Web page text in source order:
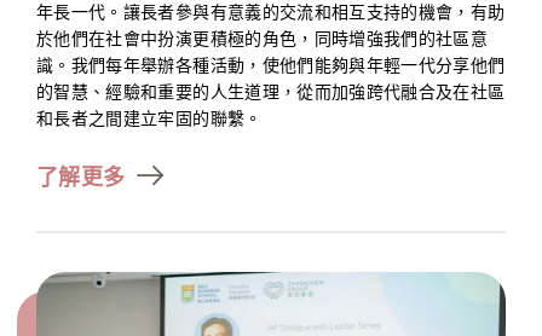
年長一代。讓長者參與有意義的交流和相互支持的機會，有助
於他們在社會中扮演更積極的角色，同時增強我們的社區意
識。我們每年舉辦各種活動，使他們能夠與年輕一代分享他們
的智慧、經驗和重要的人生道理，從而加強跨代融合及在社區
和長者之間建立牢固的聯繫。
了解更多